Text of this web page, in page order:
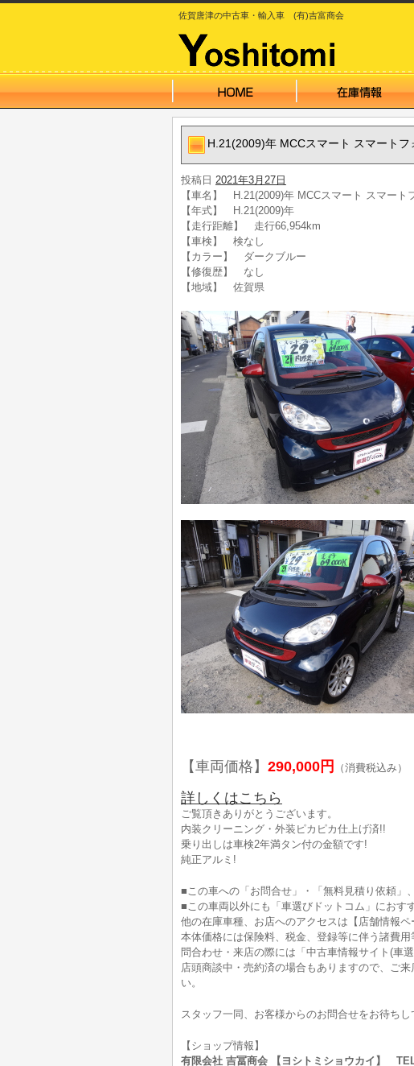
佐賀唐津の中古車・輸入車 (有)吉富商会
H.21(2009)年 MCCスマート スマート
投稿日 2021年3月27日
【車名】 H.21(2009)年 MCCスマート スマート
【年式】 H.21(2009)年
【走行距離】 走行66,954km
【車検】 検なし
【カラー】 ダークブルー
【修復歴】 なし
【地域】 佐賀県
【車両価格】 290,000円 （消費税込み）
詳しくはこちら
ご覧頂きありがとうございます。
内装クリーニング・外装ピカピカ仕上げ済!!
乗り出しは車検2年満タン付の金額です!
純正アルミ!
■この車への「お問合せ」・「無料見積り依頼」
■この車両以外にも「車選びドットコム」におす
他の在庫車種、お店へのアクセスは【店舗情報ペ
本体価格には保険料、税金、登録等に伴う諸費
問合わせ・来店の際には「中古車情報サイト(車
店頭商談中・売約済の場合もありますので、ご
い。
スタッフ一同、お客様からのお問合せをお待ちし
【ショップ情報】
有限会社 吉冨商会 【ヨシトミショウカイ】